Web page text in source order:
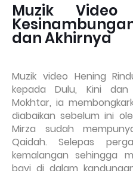
Muzik Video
dan Akhirnya
Muzik video Hening
kepada Dulu, Kini
Mokhtar, ia
diabaikan sebelum ini
Mirza sudah
Qaidah. Selepas
kemalangan sehingga